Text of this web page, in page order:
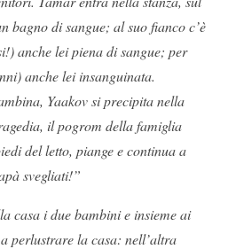
bagno di sangue; al suo fianco c’è
anche lei piena di sangue; per
anche lei insanguinata.
Yaakov si precipita nella
il pogrom della famiglia
del letto, piange e continua a
svegliati!”
casa i due bambini e insieme ai
perlustrare la casa: nell’altra